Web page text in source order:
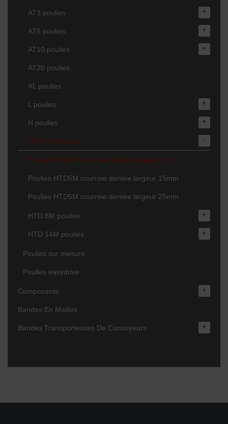
AT3 poulies +
AT5 poulies +
AT10 poulies +
AT20 poulies
XL poulies
L poulies +
H poulies +
HTD 5M poulies -
Poulies HTD5M courroie dentée largeur 9mm
Poulies HTD5M courroie dentée largeur 15mm
Poulies HTD5M courroie dentée largeur 25mm
HTD 8M poulies +
HTD 14M poulies +
Poulies sur mesure
Poulies easydrive
Composants +
Bandes En Mailles
Bandes Transporteuses De Convoyeurs +